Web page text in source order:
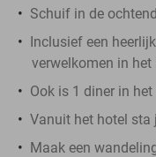
Schuif in de
Inclusief een
verwelkomen in het
Ook is 1 diner in
Vanuit het hotel sta
Maak een